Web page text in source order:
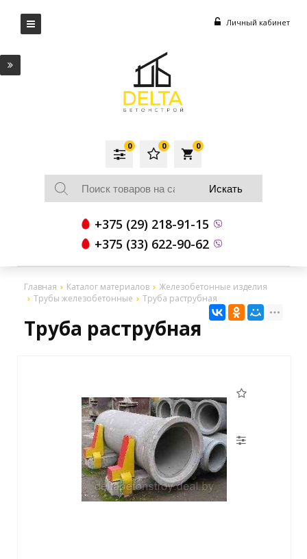
Личный кабинет
local_grocery_store
0
0
0
+375 (29) 218-91-15
+375 (33) 622-90-62
Главная Каталог материалов
Железобетонные изделия
Трубы железобетонные
Труба раструбная
Труба раструбная